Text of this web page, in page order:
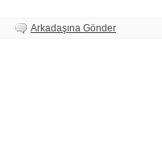
Arkadaşına Gönder